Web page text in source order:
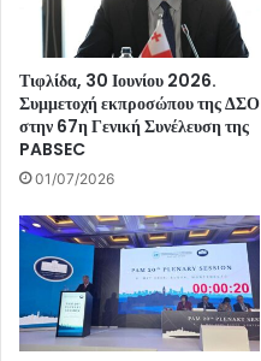
Τιφλίδα, 30 Ιουνίου 2026.
Συμμετοχή εκπροσώπου της ΔΣΟ
στην 67η Γενική Συνέλευση της
PABSEC
01/07/2026